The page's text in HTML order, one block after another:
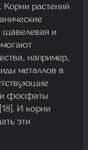
Корни растений
щавелевая и
например,
металлов в
и фосфаты
И корни
эти